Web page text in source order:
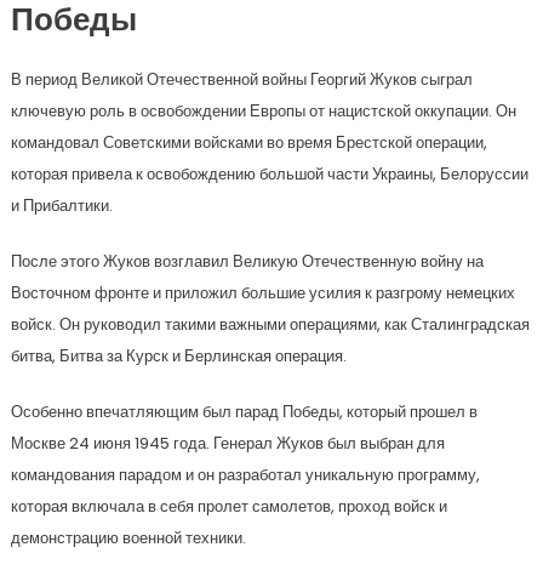
Победы
В период Великой Отечественной войны Георгий Жуков сыграл
ключевую роль в освобождении Европы от нацистской оккупации. Он
командовал Советскими войсками во время Брестской операции,
которая привела к освобождению большой части Украины, Белоруссии
и Прибалтики.
После этого Жуков возглавил Великую Отечественную войну на
Восточном фронте и приложил большие усилия к разгрому немецких
войск. Он руководил такими важными операциями, как Сталинградская
битва, Битва за Курск и Берлинская операция.
Особенно впечатляющим был парад Победы, который прошел в
Москве 24 июня 1945 года. Генерал Жуков был выбран для
командования парадом и он разработал уникальную программу,
которая включала в себя пролет самолетов, проход войск и
демонстрацию военной техники.